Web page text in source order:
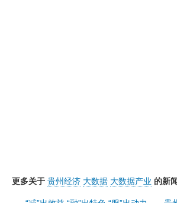
更多关于 贵州经济 大数据 大数据产业 的新闻